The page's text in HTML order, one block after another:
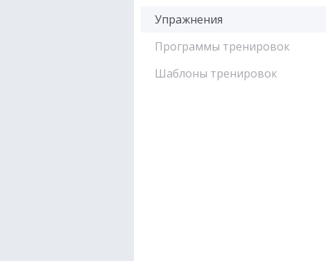
Упражнения
Программы тренировок
Шаблоны тренировок